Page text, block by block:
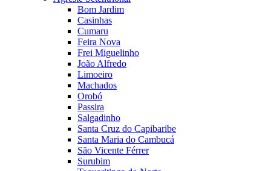
Bom Jardim
Casinhas
Cumaru
Feira Nova
Frei Miguelinho
João Alfredo
Limoeiro
Machados
Orobó
Passira
Salgadinho
Santa Cruz do Capibaribe
Santa Maria do Cambucá
São Vicente Férrer
Surubim